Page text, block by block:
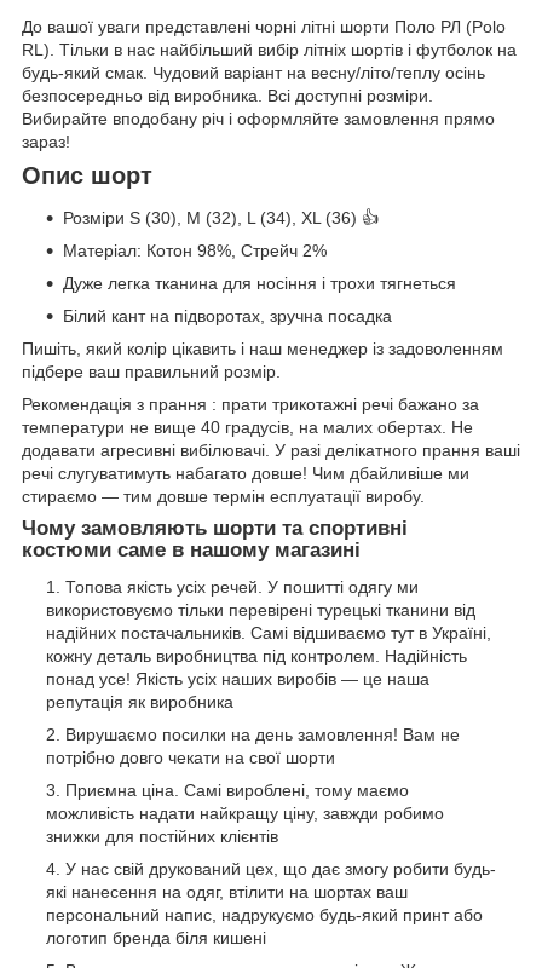
До вашої уваги представлені чорні літні шорти Поло РЛ (Polo
RL). Тільки в нас найбільший вибір літніх шортів і футболок на
будь-який смак. Чудовий варіант на весну/літо/теплу осінь
безпосередньо від виробника. Всі доступні розміри.
Вибирайте вподобану річ і оформляйте замовлення прямо
зараз!
Опис шорт
Розміри S (30), M (32), L (34), XL (36) 👍
Матеріал: Котон 98%, Стрейч 2%
Дуже легка тканина для носіння і трохи тягнеться
Білий кант на підворотах, зручна посадка
Пишіть, який колір цікавить і наш менеджер із задоволенням
підбере ваш правильний розмір.
Рекомендація з прання : прати трикотажні речі бажано за
температури не вище 40 градусів, на малих обертах. Не
додавати агресивні вибілювачі. У разі делікатного прання ваші
речі слугуватимуть набагато довше! Чим дбайливіше ми
стираємо — тим довше термін есплуатації виробу.
Чому замовляють шорти та спортивні
костюми саме в нашому магазині
Топова якість усіх речей. У пошитті одягу ми
використовуємо тільки перевірені турецькі тканини від
надійних постачальників. Самі відшиваємо тут в Україні,
кожну деталь виробництва під контролем. Надійність
понад усе! Якість усіх наших виробів — це наша
репутація як виробника
Вирушаємо посилки на день замовлення! Вам не
потрібно довго чекати на свої шорти
Приємна ціна. Самі вироблені, тому маємо
можливість надати найкращу ціну, завжди робимо
знижки для постійних клієнтів
У нас свій друкований цех, що дає змогу робити будь-
які нанесення на одяг, втілити на шортах ваш
персональний напис, надрукуємо будь-який принт або
логотип бренда біля кишені